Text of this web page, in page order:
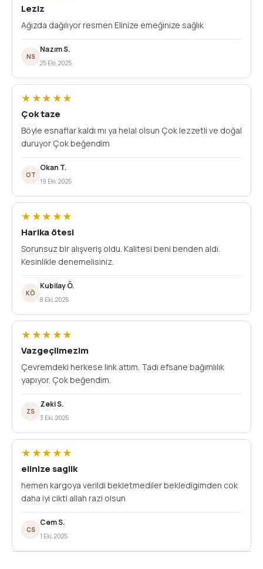
Leziz
Ağızda dağılıyor resmen Elinize emeğinize sağlık
NS
Nazım S.
25 Eki, 2025
★★★★★
Çok taze
Böyle esnaflar kaldı mı ya helal olsun Çok lezzetli ve doğal
duruyor Çok beğendim
OT
Okan T.
19 Eki, 2025
★★★★★
Harika ötesi
Sorunsuz bir alışveriş oldu. Kalitesi beni benden aldı.
Kesinlikle denemelisiniz.
KÖ
Kubilay Ö.
8 Eki, 2025
★★★★★
Vazgeçilmezim
Çevremdeki herkese link attım. Tadı efsane bağımlılık
yapıyor. Çok beğendim.
ZS
Zeki S.
3 Eki, 2025
★★★★★
elinize saglik
hemen kargoya verildi bekletmediler bekledigimden cok
daha iyi cikti allah razi olsun
CS
Cem S.
1 Eki, 2025